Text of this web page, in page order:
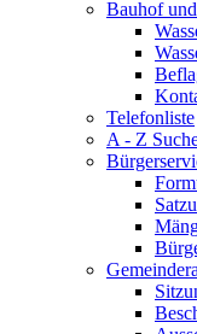
Bauhof
Telefonliste
A - Z